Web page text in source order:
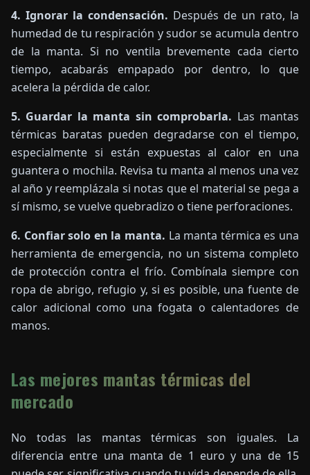
4. Ignorar la condensación. Después de un rato, la
humedad de tu respiración y sudor se acumula dentro
de la manta. Si no ventila brevemente cada cierto
tiempo, acabarás empapado por dentro, lo que
acelera la pérdida de calor.
5. Guardar la manta sin comprobarla. Las mantas
térmicas baratas pueden degradarse con el tiempo,
especialmente si están expuestas al calor en una
guantera o mochila. Revisa tu manta al menos una vez
al año y reemplázala si notas que el material se pega a
sí mismo, se vuelve quebradizo o tiene perforaciones.
6. Confiar solo en la manta. La manta térmica es una
herramienta de emergencia, no un sistema completo
de protección contra el frío. Combínala siempre con
ropa de abrigo, refugio y, si es posible, una fuente de
calor adicional como una fogata o calentadores de
manos.
Las mejores mantas térmicas del
mercado
No todas las mantas térmicas son iguales. La
diferencia entre una manta de 1 euro y una de 15